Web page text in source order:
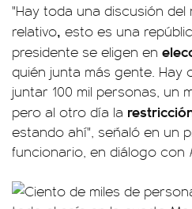
"Hay toda una discusión del
relativo, esto es una
presidente se eligen en
quién junta más gente. Hay
juntar 100 mil personas, un
pero al otro día la
estando ahí", señaló en un
funcionario, en diálogo con